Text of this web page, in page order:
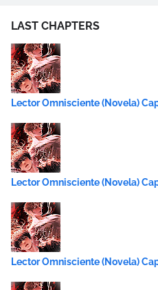
LAST CHAPTERS
Lector Omnisciente (Novela)
Lector Omnisciente (Novela)
Lector Omnisciente (Novela)